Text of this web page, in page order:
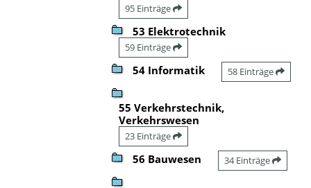
95 Einträge
53 Elektrotechnik
59 Einträge
54 Informatik 58 Einträge
55 Verkehrstechnik,
Verkehrswesen
23 Einträge
56 Bauwesen 34 Einträge